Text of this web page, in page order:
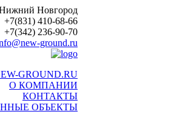
Новгород
+7(831) 410-68-66
+7(342) 236-90-70
ground.ru
GROUND.RU
О КОМПАНИИ
КОНТАКТЫ
ОБЪЕКТЫ